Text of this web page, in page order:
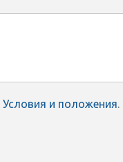
Условия и положения.